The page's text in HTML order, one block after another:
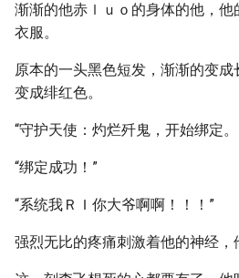
渐渐的他赤ｌｕｏ的身体的他，
衣服。
原本的一头黑色短发，渐渐的变
变成绯红色。
“守护天使：灼烂歼鬼，开始绑定。
“绑定成功！”
“系统我ＲＩ你大爷啊啊！！！”
强烈无比的疼痛刺激着他的神经，